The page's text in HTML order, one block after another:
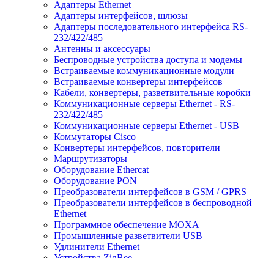
Адаптеры Ethernet
Адаптеры интерфейсов, шлюзы
Адаптеры последовательного интерфейса RS-
232/422/485
Антенны и аксессуары
Беспроводные устройства доступа и модемы
Встраиваемые коммуникационные модули
Встраиваемые конвертеры интерфейсов
Кабели, конвертеры, разветвительные коробки
Коммуникационные серверы Ethernet - RS-
232/422/485
Коммуникационные серверы Ethernet - USB
Коммутаторы Cisco
Конвертеры интерфейсов, повторители
Маршрутизаторы
Оборудование Ethercat
Оборудование PON
Преобразователи интерфейсов в GSM / GPRS
Преобразователи интерфейсов в беспроводной
Ethernet
Программное обеспечение MOXA
Промышленные разветвители USB
Удлинители Ethernet